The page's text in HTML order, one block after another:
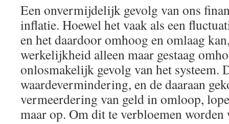
Een onvermijdelijk gevolg van ons
inflatie. Hoewel het vaak als een
en het daardoor omhoog en omlaag
werkelijkheid alleen maar gestaag
onlosmakelijk gevolg van het systeem.
waardevermindering, en de daaraan
vermeerdering van geld in omloop,
maar op. Om dit te verbloemen